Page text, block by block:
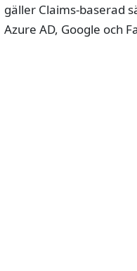
gäller Claims-baserad
Azure AD, Google och